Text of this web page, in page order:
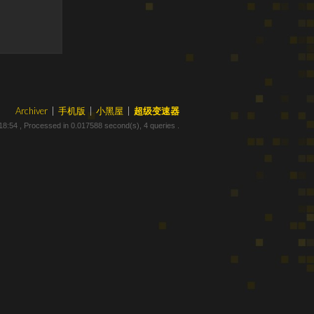
Archiver 手机版 小黑屋 超级变速器
, Processed in 0.017588 second(s), 4 queries .